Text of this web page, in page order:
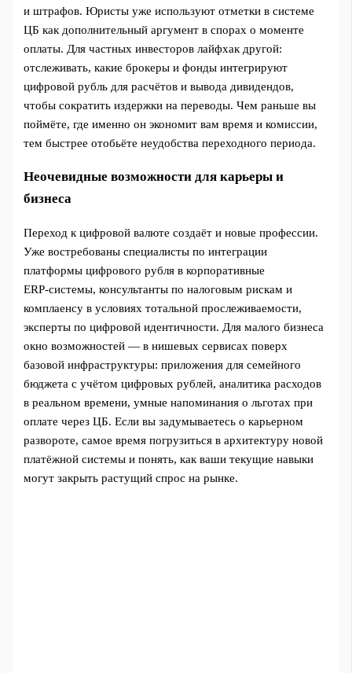
и штрафов. Юристы уже используют отметки в системе
ЦБ как дополнительный аргумент в спорах о моменте
оплаты. Для частных инвесторов лайфхак другой:
отслеживать, какие брокеры и фонды интегрируют
цифровой рубль для расчётов и вывода дивидендов,
чтобы сократить издержки на переводы. Чем раньше вы
поймёте, где именно он экономит вам время и комиссии,
тем быстрее отобьёте неудобства переходного периода.
Неочевидные возможности для карьеры и
бизнеса
Переход к цифровой валюте создаёт и новые профессии.
Уже востребованы специалисты по интеграции
платформы цифрового рубля в корпоративные
ERP‑системы, консультанты по налоговым рискам и
комплаенсу в условиях тотальной прослеживаемости,
эксперты по цифровой идентичности. Для малого бизнеса
окно возможностей — в нишевых сервисах поверх
базовой инфраструктуры: приложения для семейного
бюджета с учётом цифровых рублей, аналитика расходов
в реальном времени, умные напоминания о льготах при
оплате через ЦБ. Если вы задумываетесь о карьерном
развороте, самое время погрузиться в архитектуру новой
платёжной системы и понять, как ваши текущие навыки
могут закрыть растущий спрос на рынке.